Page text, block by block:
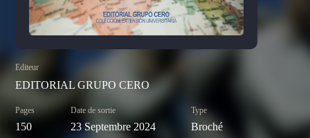
Editeur
EDITORIAL GRUPO CERO
Pages
150
Date de sortie
23 Septembre 2024
Type
Broché